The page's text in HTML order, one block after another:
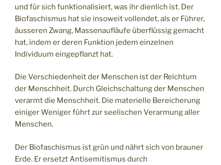
und für sich funktionalisiert, was ihr dienlich ist. Der
Biofaschismus hat sie insoweit vollendet, als er Führer,
äusseren Zwang, Massenaufläufe überflüssig gemacht
hat, indem er deren Funktion jedem einzelnen
Individuum eingepflanzt hat.
Die Verschiedenheit der Menschen ist der Reichtum
der Menschheit. Durch Gleichschaltung der Menschen
verarmt die Menschheit. Die materielle Bereicherung
einiger Weniger führt zur seelischen Verarmung aller
Menschen.
Der Biofaschismus ist grün und nährt sich von brauner
Erde. Er ersetzt Antisemitismus durch